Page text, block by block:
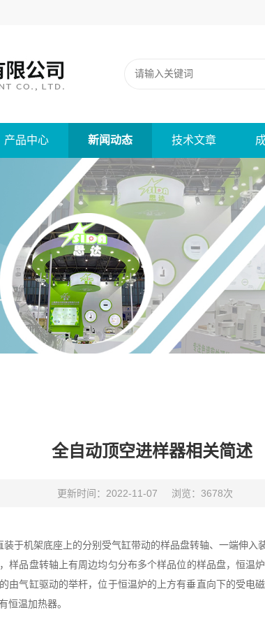
产品中心 新闻动态 技术文章
全自动顶空进样器相关简述
更新时间：2022-11-07 浏览：3678次
于机架底座上的分别受气缸带动的样品盘转轴、一端伸
样品盘转轴上有周边均匀分布多个样品位的样品盘，恒温
由气缸驱动的举杆，位于恒温炉的上方有垂直向下的受电
有恒温加热器。